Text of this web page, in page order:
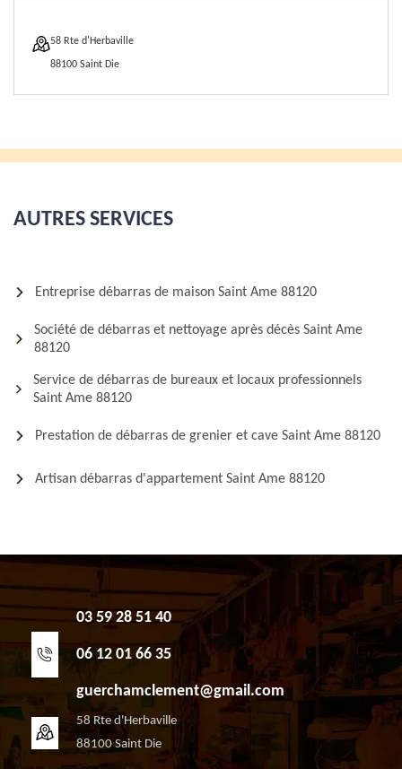
58 Rte d'Herbaville
88100 Saint Die
AUTRES SERVICES
Entreprise débarras de maison Saint Ame 88120
Société de débarras et nettoyage après décès Saint Ame
88120
Service de débarras de bureaux et locaux professionnels
Saint Ame 88120
Prestation de débarras de grenier et cave Saint Ame 88120
Artisan débarras d'appartement Saint Ame 88120
03 59 28 51 40
06 12 01 66 35
guerchamclement@gmail.com
58 Rte d'Herbaville
88100 Saint Die